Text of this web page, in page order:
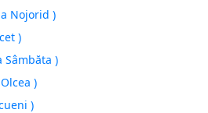
Nojorid )
)
Sâmbăta )
)
)